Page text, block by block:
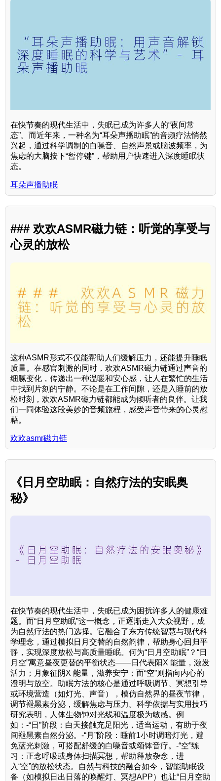
在快节奏的现代生活中，失眠已成为许多人的“夜间常
态”。而近年来，一种名为“耳朵声播助眠”的音频疗法悄然
兴起，通过科学调制的白噪音、自然声景或脑波频率，为
焦虑的大脑按下“暂停键”，帮助用户快速进入深度睡眠状
态。
耳朵声播助眠
### 欢欢ASMR磁力链：听觉的享受与
心灵的放松
这种ASMR形式不仅能帮助人们缓解压力，还能提升睡眠
质量。在感官刺激的同时，欢欢ASMR磁力链通过声音的
细腻变化，传递出一种温暖和安心感，让人在繁忙的生活
中找到片刻的宁静。不论是在工作间隙，还是入睡前的放
松时刻，欢欢ASMR磁力链都能成为倾听者的良伴。让我
们一同体验这段美妙的音频旅程，感受声音带来的心灵慰
藉。
欢欢asmr磁力链
《日月空助眠：自然疗法的安眠奥
秘》
在快节奏的现代生活中，失眠已成为困扰许多人的健康难
题。而“日月空助眠”这一概念，正逐渐走入大众视野，成
为自然疗法的热门选择。它融合了东方传统智慧与现代科
学理念，通过模拟日月交替的自然韵律，帮助身心回归平
静，实现深度放松与高质量睡眠。何为“日月空助眠”？“日
月空”寓意昼夜更替的平衡状态——日代表阳X 能量，激发
活力；月象征阴X 能量，滋养安宁；而“空”则指向内心的
澄明与放空。助眠方法的核心是通过呼吸调节、冥想引导
或环境营造（如灯光、声音），模仿自然界的昼夜节律，
调节褪黑素分泌，缓解焦虑与压力。科学依据与实用技巧
研究表明，人体生物钟对光线和温度极为敏感。例
如：-“日”阶段：白天接触充足阳光，适当运动，有助于夜
间褪黑素自然分泌。-“月”阶段：睡前1小时调暗灯光，避
免蓝光刺激，可搭配舒缓的白噪音或颂钵音疗。-“空”练
习：正念呼吸或身体扫描冥想，帮助释放杂念，进
入“空”的放松状态。自然与科技的融合如今，智能助眠设
备（如模拟日出日落的唤醒灯、冥想APP）也让“日月空助